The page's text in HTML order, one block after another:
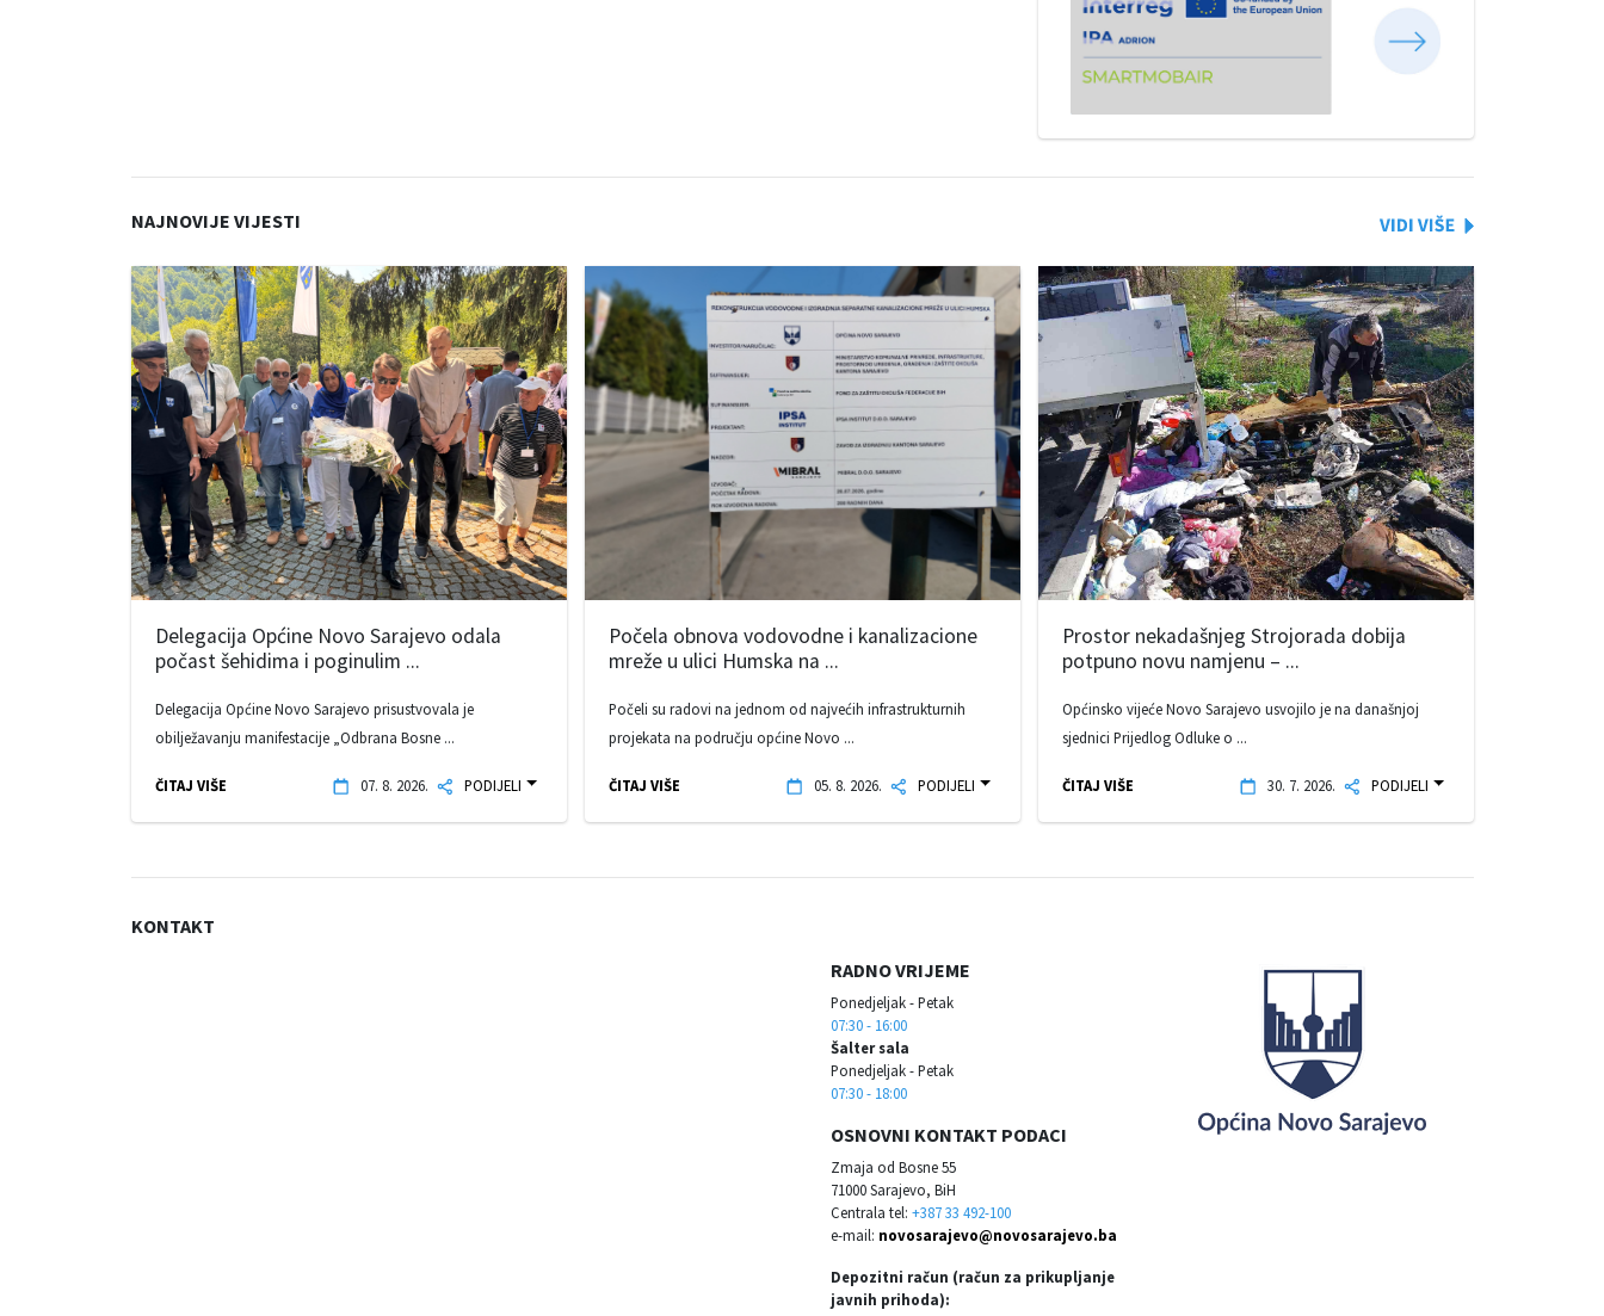
NAJNOVIJE VIJESTI
Delegacija Općine Novo Sarajevo odala
počast šehidima i poginulim ...
Delegacija Općine Novo Sarajevo prisustvovala je
obilježavanju manifestacije „Odbrana Bosne ...
ČITAJ VIŠE 07. 8. 2026. PODIJELI
Počela obnova vodovodne i kanalizacione
mreže u ulici Humska na ...
Počeli su radovi na jednom od najvećih infrastrukturnih
projekata na području općine Novo ...
ČITAJ VIŠE 05. 8. 2026. PODIJELI
Prostor nekadašnjeg Strojorada dobija
potpuno novu namjenu – ...
Općinsko vijeće Novo Sarajevo usvojilo je na današnjoj
sjednici Prijedlog Odluke o ...
ČITAJ VIŠE 30. 7. 2026. PODIJELI
KONTAKT
RADNO VRIJEME
Ponedjeljak - Petak
07:30 - 16:00
Šalter sala
Ponedjeljak - Petak
07:30 - 18:00
OSNOVNI KONTAKT PODACI
Zmaja od Bosne 55
71000 Sarajevo, BiH
Centrala tel: +387 33 492-100
e-mail: novosarajevo@novosarajevo.ba
Depozitni račun (račun za prikupljanje
javnih prihoda):